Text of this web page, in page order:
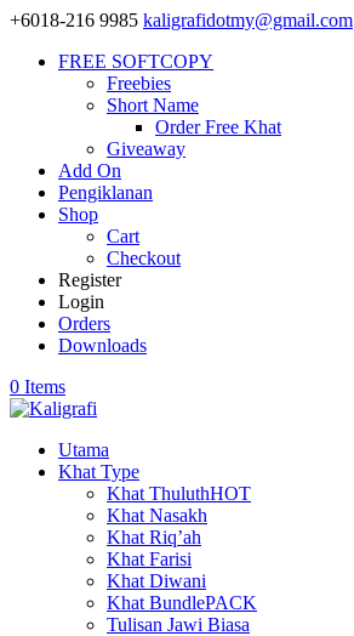
+6018-216 9985 kaligrafidotmy@gmail.com
FREE SOFTCOPY
Freebies
Short Name
Order Free Khat
Giveaway
Add On
Pengiklanan
Shop
Cart
Checkout
Register
Login
Orders
Downloads
0 Items
Utama
Khat Type
Khat ThuluthHOT
Khat Nasakh
Khat Riq’ah
Khat Farisi
Khat Diwani
Khat BundlePACK
Tulisan Jawi Biasa